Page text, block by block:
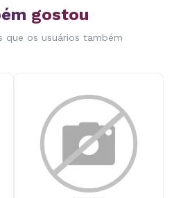
gostou
que os usuários também